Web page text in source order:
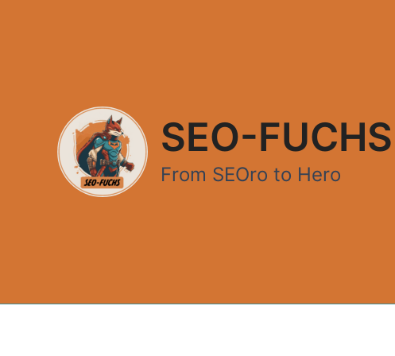
SEO-FUCHS
From SEOro to Hero